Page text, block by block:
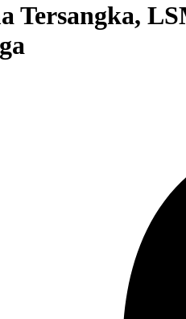
Tersangka,